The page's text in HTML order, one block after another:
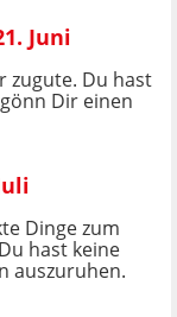
Juni
zugute. Du hast
Dir einen
Dinge zum
hast keine
auszuruhen.